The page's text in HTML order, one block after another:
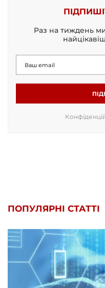
Раз на тиждень
ПОПУЛЯРНІ СТАТТІ